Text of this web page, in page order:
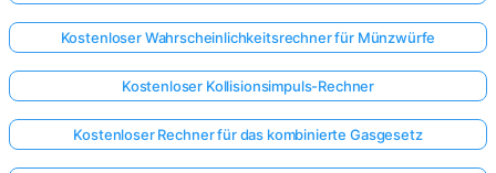
Kostenloser Wahrscheinlichkeitsrechner für Münzwürfe
Kostenloser Kollisionsimpuls-Rechner
Kostenloser Rechner für das kombinierte Gasgesetz